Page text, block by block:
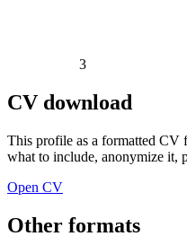
3
CV download
This profile as a formatted CV
what to include, anonymize it,
Open CV
Other formats